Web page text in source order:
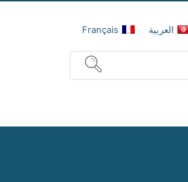
العربية Français